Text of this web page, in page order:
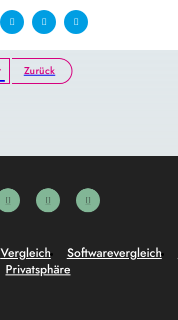
Zurück
Vergleich Softwarevergleich
Privatsphäre